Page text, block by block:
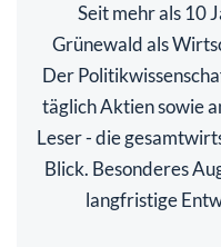
Seit mehr als 10
Grünewald als
Der
täglich Aktien sowie
Leser - die
Blick. Besonderes
langfristige